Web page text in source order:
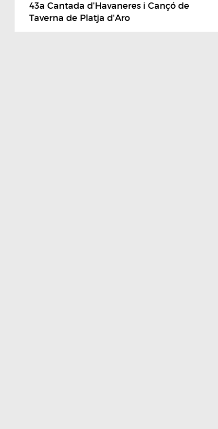
43a Cantada d'Havaneres i Cançó de
Taverna de Platja d'Aro